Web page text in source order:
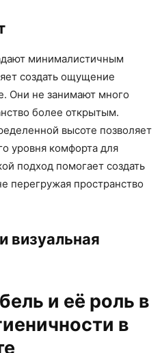
минималистичным
создать ощущение
Они не занимают много
более открытым.
высоте позволяет
уровня комфорта для
подход помогает создать
перегружая пространство
визуальная
и её роль в
в